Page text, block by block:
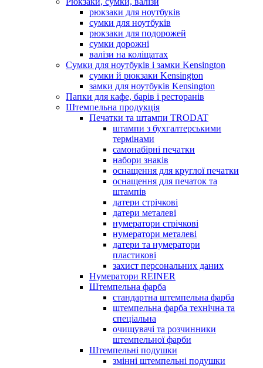
рюкзаки для ноутбуків
сумки для ноутбуків
рюкзаки для подорожей
сумки дорожні
валізи на коліщатах
Сумки для ноутбуків і замки Kensington
сумки й рюкзаки Kensington
замки для ноутбуків Kensington
Папки для кафе, барів і ресторанів
Штемпельна продукція
Печатки та штампи TRODAT
штампи з бухгалтерськими
термінами
самонабірні печатки
набори знаків
оснащення для круглої печатки
оснащення для печаток та
штампів
датери стрічкові
датери металеві
нумератори стрічкові
нумератори металеві
датери та нумератори
пластикові
захист персональних даних
Нумератори REINER
Штемпельна фарба
стандартна штемпельна фарба
штемпельна фарба технічна та
спеціальна
очищувачі та розчинники
штемпельної фарби
Штемпельні подушки
змінні штемпельні подушки